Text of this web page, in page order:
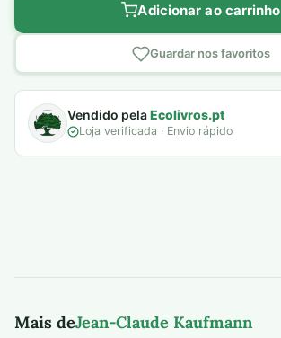
Adicionar ao carrinho
Guardar nos favoritos
Vendido pelaEcolivros.pt
Loja verificada · Envio rápido
Mais deJean-Claude Kaufmann